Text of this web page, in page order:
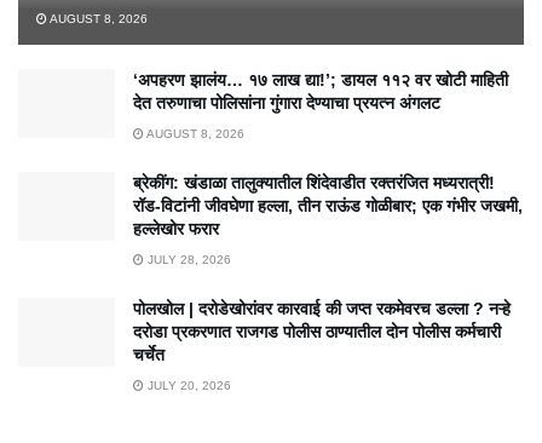
AUGUST 8, 2026
‘अपहरण झालंय… १७ लाख द्या!’; डायल ११२ वर खोटी माहिती
देत तरुणाचा पोलिसांना गुंगारा देण्याचा प्रयत्न अंगलट
AUGUST 8, 2026
ब्रेकींग: खंडाळा तालुक्यातील शिंदेवाडीत रक्तरंजित मध्यरात्री!
रॉड-विटांनी जीवघेणा हल्ला, तीन राऊंड गोळीबार; एक गंभीर जखमी,
हल्लेखोर फरार
JULY 28, 2026
पोलखोल | दरोडेखोरांवर कारवाई की जप्त रकमेवरच डल्ला ? नऱ्हे
दरोडा प्रकरणात राजगड पोलीस ठाण्यातील दोन पोलीस कर्मचारी
चर्चेत
JULY 20, 2026